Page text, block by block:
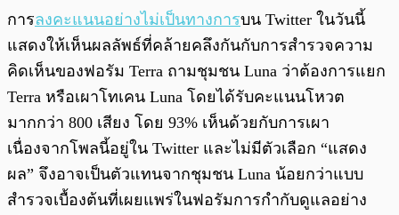
การลงคะแนนอย่างไม่เป็นทางการบน Twitter ในวันนี้
แสดงให้เห็นผลลัพธ์ที่คล้ายคลึงกันกับการสำรวจความ
คิดเห็นของฟอรัม Terra ถามชุมชน Luna ว่าต้องการแยก
Terra หรือเผาโทเคน Luna โดยได้รับคะแนนโหวต
มากกว่า 800 เสียง โดย 93% เห็นด้วยกับการเผา
เนื่องจากโพลนี้อยู่ใน Twitter และไม่มีตัวเลือก “แสดง
ผล” จึงอาจเป็นตัวแทนจากชุมชน Luna น้อยกว่าแบบ
สำรวจเบื้องต้นที่เผยแพร่ในฟอรัมการกำกับดูแลอย่าง